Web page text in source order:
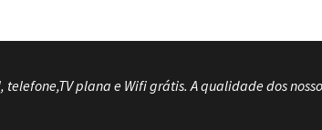
plana e Wifi grátis. A qualidade dos